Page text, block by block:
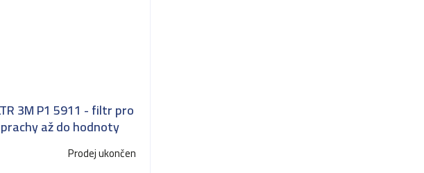
3M P1 5911 - filtr pro
prachy až do hodnoty
4XTLVProdej ukončen